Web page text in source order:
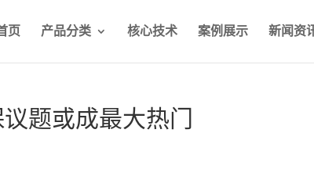
页 产品分类 核心技术 案例展示 新闻资
题或成最大热门